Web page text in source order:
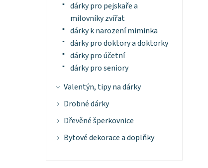
dárky pro pejskaře a
milovníky zvířat
dárky k narození miminka
dárky pro doktory a doktorky
dárky pro účetní
dárky pro seniory
Valentýn, tipy na dárky
Drobné dárky
Dřevěné šperkovnice
Bytové dekorace a doplňky